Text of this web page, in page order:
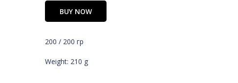
BUY NOW
200 / 200 гр
Weight: 210 g